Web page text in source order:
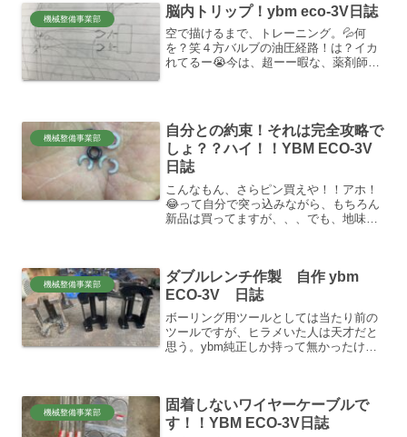
機械整備事業部 脳内トリップ！ybm eco-3V日誌
空で描けるまで、トレーニング。💦何
を？笑４方バルブの油圧経路！は？イカ
れてるー😭今は、超ーー暇な、薬剤師の
レが、退屈な総会中に、EC...
機械整備事業部
自分との約束！それは完全攻略で
しょ？？ハイ！！YBM ECO-3V
日誌
こんなもん、さらピン買えや！！アホ！
😂って自分で突っ込みながら、もちろん
新品は買ってますが、、、でも、地味ー
バルブ製のスロットルチェ...
機械整備事業部
ダブルレンチ作製 自作 ybm
ECO-3V 日誌
ボーリング用ツールとしては当たり前の
ツールですが、ヒラメいた人は天才だと
思う。ybm純正しか持って無かったけ
のフルトルク...
機械整備事業部
固着しないワイヤーケーブルで
す！！YBM ECO-3V日誌